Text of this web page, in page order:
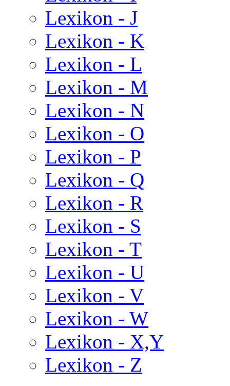
Lexikon - J
Lexikon - K
Lexikon - L
Lexikon - M
Lexikon - N
Lexikon - O
Lexikon - P
Lexikon - Q
Lexikon - R
Lexikon - S
Lexikon - T
Lexikon - U
Lexikon - V
Lexikon - W
Lexikon - X,Y
Lexikon - Z